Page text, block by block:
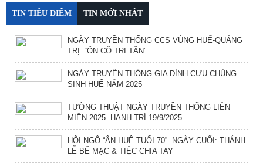
TIN TIÊU ĐIỂM TIN MỚI NHẤT
NGÀY TRUYỀN THỐNG CCS VÙNG HUẾ-QUẢNG
TRỊ. “ÔN CỐ TRI TÂN”
NGÀY TRUYỀN THỐNG GIA ĐÌNH CỰU CHỦNG
SINH HUẾ NĂM 2025
TƯỜNG THUẬT NGÀY TRUYỀN THỐNG LIÊN
MIỀN 2025. HẠNH TRÍ 19/9/2025
HỘI NGỘ “ÂN HUỆ TUỔI 70”. NGÀY CUỐI: THÁNH
LỄ BẾ MẠC & TIỆC CHIA TAY